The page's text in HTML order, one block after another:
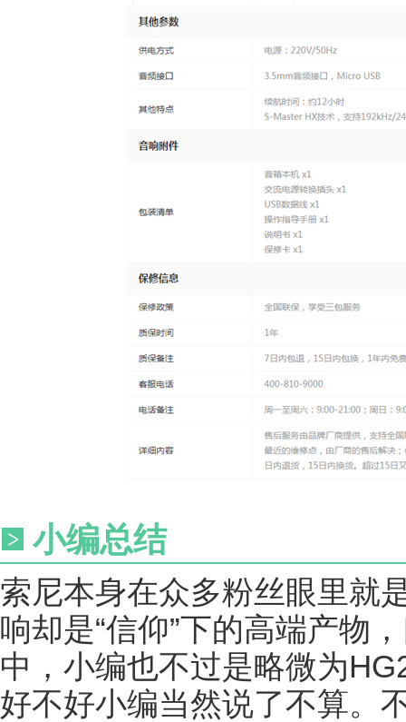
小编总结
索尼本身在众多粉丝眼里就
响却是“信仰”下的高端产物
中，小编也不过是略微为
好不好小编当然说了不算。